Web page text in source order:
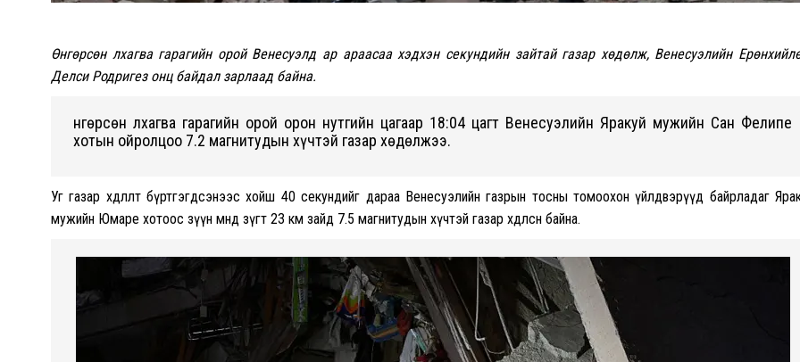
Өнгөрсөн лхагва гарагийн орой Венесуэлд ар араасаа хэдхэн секундийн зайтай газар хөдөлж, Венесуэлийн
Делси Родригез онц байдал зарлаад байна.
Өнгөрсөн лхагва гарагийн орой орон нутгийн цагаар 18:04 цагт Венесуэлийн Яракуй мужийн Сан Фелипе
хотын ойролцоо 7.2 магнитудын хүчтэй газар хөдөлжээ.
Уг газар хөдлөлт бүртгэгдсэнээс хойш 40 секундийг дараа Венесуэлийн газрын тосны томоохон үйлдвэрүүд байрладаг
мужийн Юмаре хотоос зүүн өмнөд зүгт 23 км зайд 7.5 магнитудын хүчтэй газар хөдөлсөн байна.